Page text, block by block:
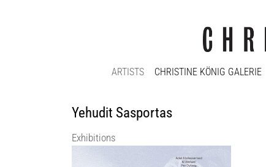
ARTISTS CHRISTINE KÖNIG GALERIE
Yehudit Sasportas
Exhibitions
„Wären Fluss und Meere Tinte…“